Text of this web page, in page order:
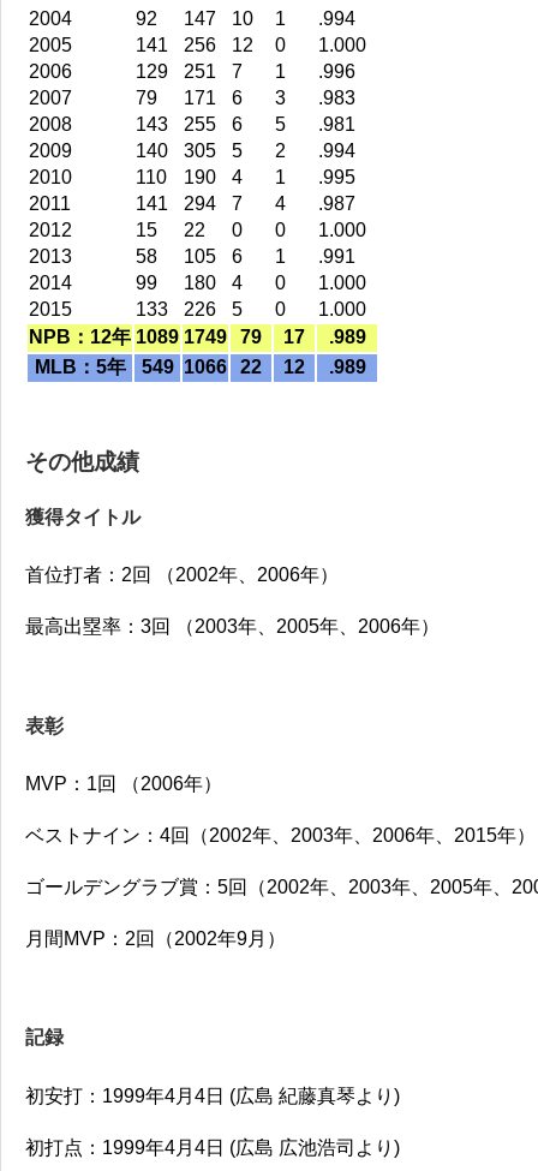
2004
92 147 10 1
.994
2005
141 256 12 0
1.000
2006
129 251 7 1
.996
2007
79 171 6 3
.983
2008
143 255 6 5
.981
2009
140 305 5 2
.994
2010
110 190 4 1
.995
2011
141 294 7 4
.987
2012
15 22 0 0
1.000
2013
58 105 6 1
.991
2014
99 180 4 0
1.000
2015
133 226 5 0
1.000
NPB：12年 1089 1749 79 17
.989
MLB：5年
549 1066 22 12 .989
その他成績
獲得タイトル
首位打者：2回 （2002年、2006年）
最高出塁率：3回 （2003年、2005年、2006年）
表彰
MVP ：1回 （2006年）
ベストナイン：4回（2002年、2003年、2006年、2015年）
ゴールデングラブ賞：5回（2002年、2003年、2005年、
月間MVP：2回（2002年9月）
記録
初安打：1999年4月4日 (広島 紀藤真琴より)
初打点：1999年4月4日 (広島 広池浩司 より)